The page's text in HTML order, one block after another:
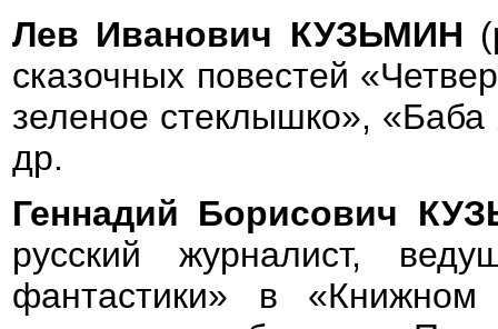
Лев Иванович КУЗЬМИН
сказочных повестей
зеленое стеклышко»,
др.
Геннадий Борисович
русский журналист,
фантастики» в